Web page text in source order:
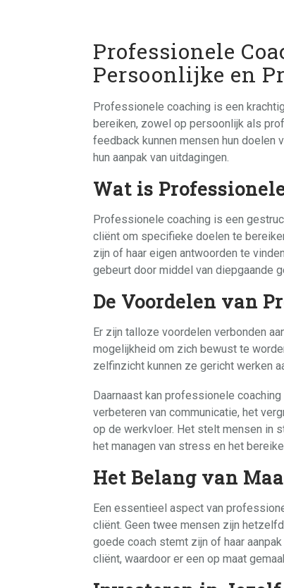
Professionele
Persoonlijke en
Professionele coaching is een
bereiken, zowel op persoonlijk als
feedback kunnen mensen hun
hun aanpak van uitdagingen.
Wat is
Professionele coaching is een
cliënt om specifieke doelen te
zijn of haar eigen antwoorden te
gebeurt door middel van diepgaande
De Voordelen van
Er zijn talloze voordelen verbonden
mogelijkheid om zich bewust te
zelfinzicht kunnen ze gericht werken
Daarnaast kan professionele
verbeteren van communicatie, het
op de werkvloer. Het stelt mensen in
het managen van stress en het
Het Belang van
Een essentieel aspect van
cliënt. Geen twee mensen zijn
goede coach stemt zijn of haar
cliënt, waardoor er een op maat